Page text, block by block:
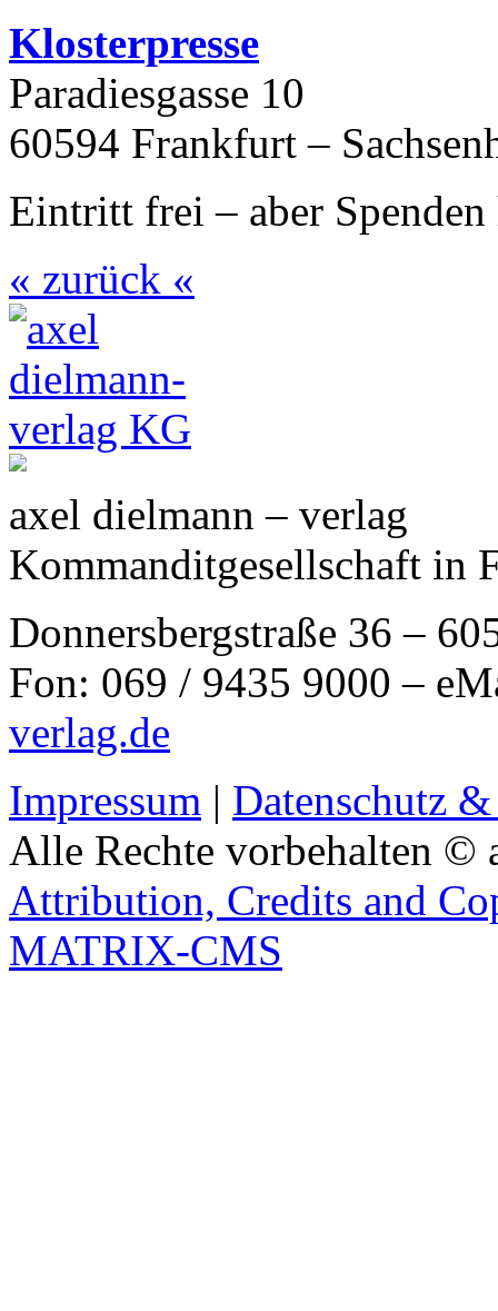
Klosterpresse
Paradiesgasse 10
60594 Frankfurt –
Eintritt frei – aber
« zurück «
axel dielmann – verlag
Kommanditgesellschaft in
Donnersbergstraße 36 –
Fon: 069 / 9435 9000 –
verlag.de
Impressum | Datenschutz
Alle Rechte vorbehalten ©
Attribution, Credits and
MATRIX-CMS